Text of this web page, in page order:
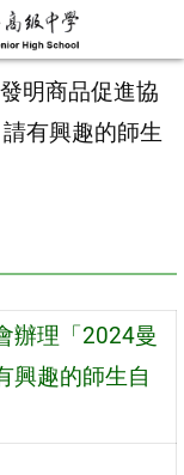
明商品促進協
有興趣的師生
辦理「2024曼
興趣的師生自